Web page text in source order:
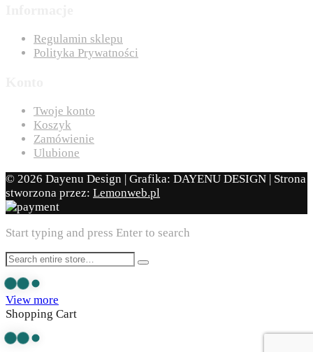
Regulamin sklepu
Polityka Prywatności
Twoje konto
Koszyk
Zamówienie
Ulubione
© 2026 Dayenu Design | Grafika: DAYENU DESIGN | Strona
stworzona przez: Lemonweb.pl
Start typing and press Enter to search
View more
Shopping Cart